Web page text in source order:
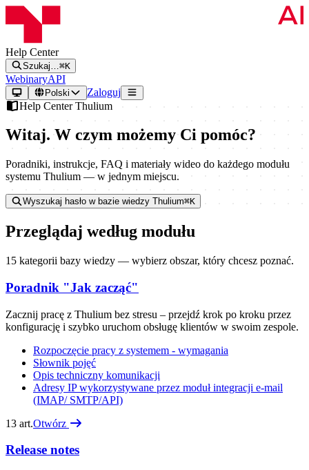
Help Center
Szukaj… ⌘K
WebinaryAPI
Polski
Zaloguj
Help Center Thulium
Witaj. W czym możemy Ci pomóc?
Poradniki, instrukcje, FAQ i materiały wideo do każdego modułu
systemu Thulium — w jednym miejscu.
Wyszukaj hasło w bazie wiedzy Thulium⌘K
Przeglądaj według modułu
15 kategorii bazy wiedzy — wybierz obszar, który chcesz poznać.
Poradnik "Jak zacząć"
Zacznij pracę z Thulium bez stresu – przejdź krok po kroku przez
konfigurację i szybko uruchom obsługę klientów w swoim zespole.
Rozpoczęcie pracy z systemem - wymagania
Słownik pojęć
Opis techniczny komunikacji
Adresy IP wykorzystywane przez moduł integracji e-mail
(IMAP/ SMTP/API)
13 art.Otwórz
Release notes